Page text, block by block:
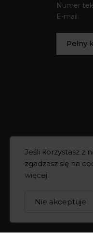
Numer
E-mail:
Pełny
Jeśli korzystasz z
zgadzasz się na
więcej.
Nie akceptuje